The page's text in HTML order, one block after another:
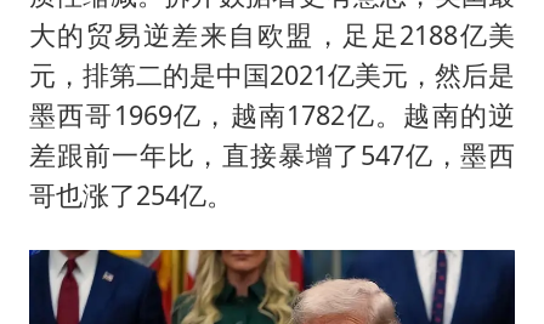
大的贸易逆差来自欧盟，足足2188亿美
元，排第二的是中国2021亿美元，然后是
墨西哥1969亿，越南1782亿。越南的逆
差跟前一年比，直接暴增了547亿，墨西
哥也涨了254亿。